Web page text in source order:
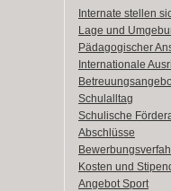
Internate stellen
Lage und
Pädagogischer
Internationale
Schulalltag
Schulische
Abschlüsse
Kosten und
Angebot Sport